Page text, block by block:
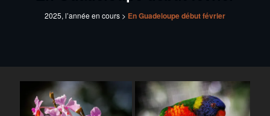
2025, l’année en cours > En Guadeloupe début février